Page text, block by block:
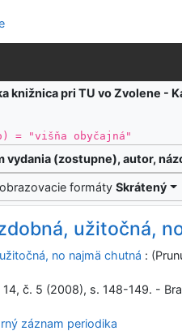
knižnica pri TU vo Zvolene -
= "višňa obyčajná"
vydania (zostupne), autor,
formátySkrátený
užitočná,
no najmä chutná :
14, č. 5 (2008), s. 148-149. -
záznam periodika